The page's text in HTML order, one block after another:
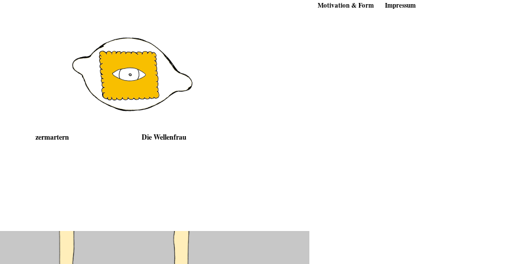
Motivation & Form Impressum
zermartern Die Wellenfrau